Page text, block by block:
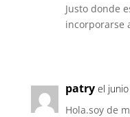
Justo donde
incorporarse
patry el
Hola.soy de